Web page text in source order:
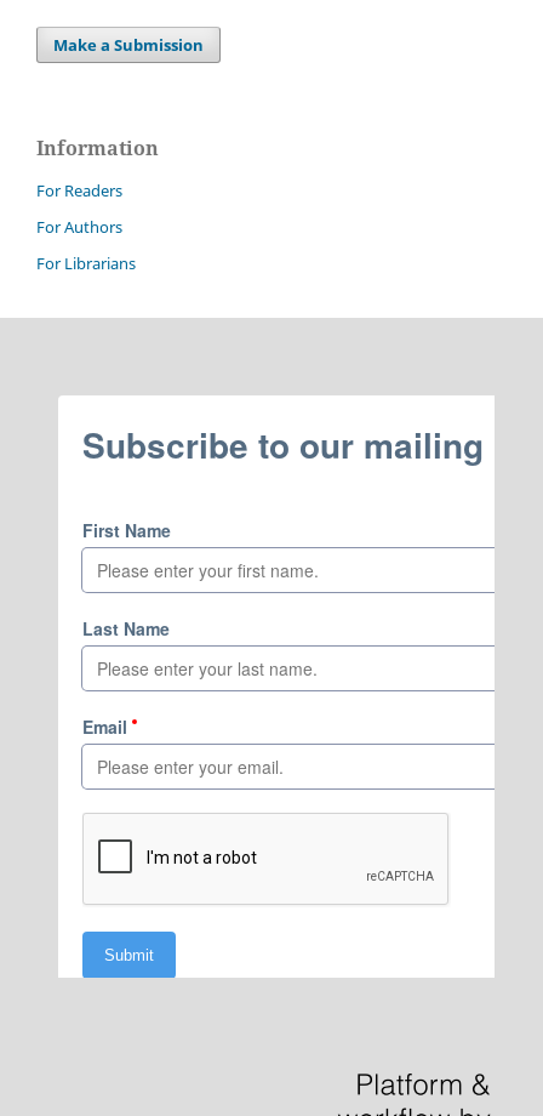
Make a Submission
Information
For Readers
For Authors
For Librarians